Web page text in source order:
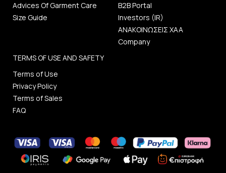
Advices Of Garment Care
Size Guide
B2B Portal
Investors (IR)
ΑΝΑΚΟΙΝΩΣΕΙΣ ΧΑΑ
Company
TERMS OF USE AND SAFETY
Terms of Use
Privacy Policy
Terms of Sales
FAQ